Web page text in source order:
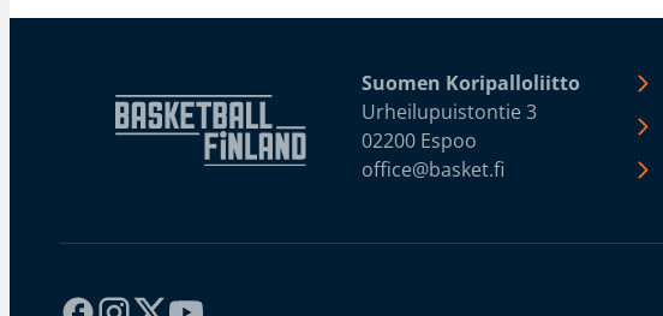
Suomen Koripalloliitto
Urheilupuistontie 3
02200 Espoo
office@basket.fi